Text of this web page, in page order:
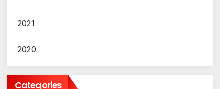
2021
2020
Categories